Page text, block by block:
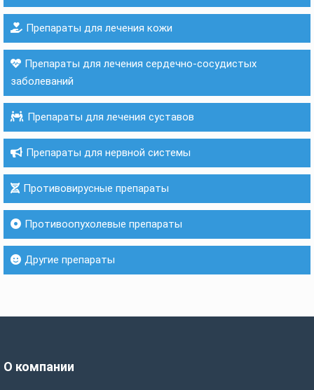
Препараты для лечения кожи
Препараты для лечения сердечно-сосудистых
заболеваний
Препараты для лечения суставов
Препараты для нервной системы
Противовирусные препараты
Противоопухолевые препараты
Другие препараты
О компании